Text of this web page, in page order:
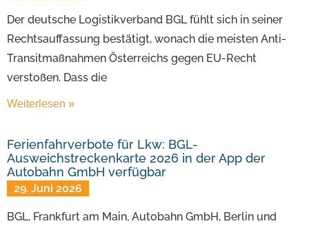
Der deutsche Logistikverband BGL fühlt sich in seiner
Rechtsauffassung bestätigt, wonach die meisten Anti-
Transitmaßnahmen Österreichs gegen EU-Recht
verstoßen. Dass die
Weiterlesen »
Ferienfahrverbote für Lkw: BGL-
Ausweichstreckenkarte 2026 in der App der
Autobahn GmbH verfügbar
29. Juni 2026
BGL, Frankfurt am Main, Autobahn GmbH, Berlin und